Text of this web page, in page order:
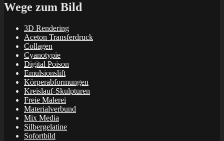
Wege zum Bild
3D Rendering
Aceton Transferdruck
Collagen
Cyanotypie
Digital Poison
Emulsionslift
Körperabformungen
Kreislauf-Skulpturen
Freie Malerei
Materialverbund
Mix Media
Silbergelatine
Sofortbild